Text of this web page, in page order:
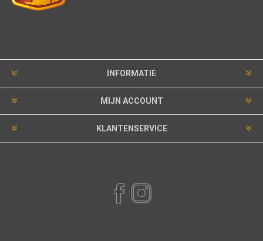
INFORMATIE
MIJN ACCOUNT
KLANTENSERVICE